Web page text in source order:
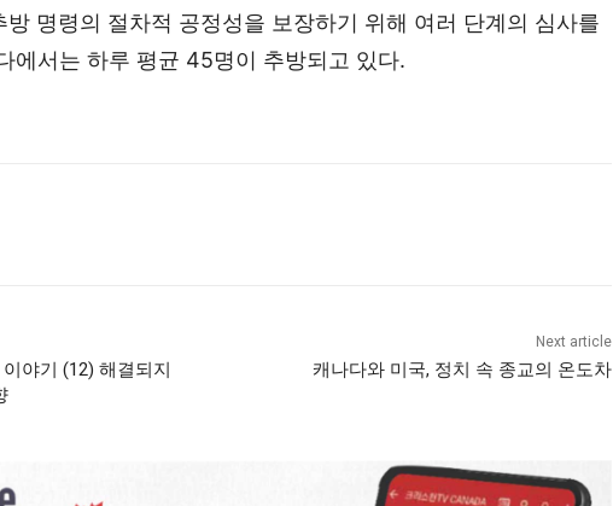
방 명령의 절차적 공정성을 보장하기 위해 여러 단계의 심사를
에서는 하루 평균 45명이 추방되고 있다.
야기 (12) 해결되지
Next article
캐나다와 미국, 정치 속 종교의 온도차